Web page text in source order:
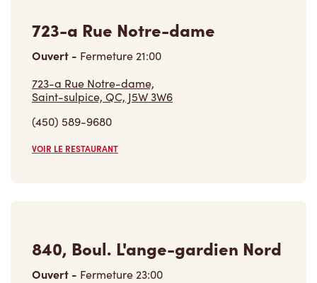
723-a Rue Notre-dame
Ouvert - Fermeture21:00
723-a Rue Notre-dame,
Saint-sulpice, QC, J5W 3W6
(450) 589-9680
VOIR LE RESTAURANT
840, Boul. L'ange-gardien Nord
Ouvert - Fermeture23:00